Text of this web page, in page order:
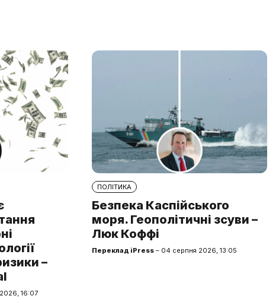
–
16:07
ПОЛІТИКА
Безпека Каспійського
моря. Геополітичні зсуви –
Люк Коффі
Переклад iPress – 04 серпня 2026, 13:05